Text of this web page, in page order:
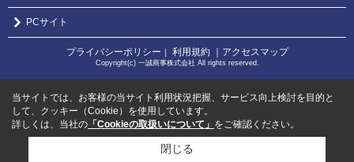
PCサイト
プライバシーポリシー ｜ 利用規約 ｜アクセスマップ
Copyright(c) 一誠商事株式会社 All rights reserved.
当サイトでは、お客様の当サイト利用状況把握、サービス向上検討を目的と
して、クッキー（Cookie）を使用しています。
詳しくは、当社の 「Cookieの取扱いについて」 をご確認ください。
閉じる